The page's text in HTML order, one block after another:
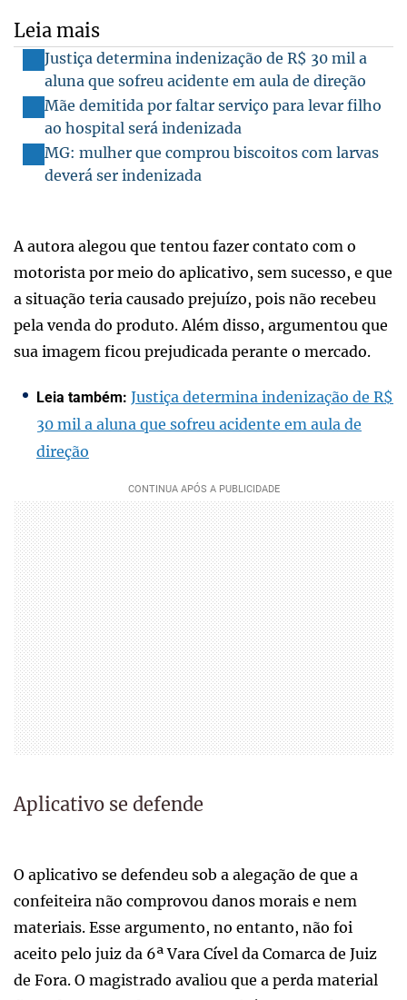
Leia mais
Justiça determina indenização de R$ 30 mil a
aluna que sofreu acidente em aula de direção
Mãe demitida por faltar serviço para levar filho
ao hospital será indenizada
MG: mulher que comprou biscoitos com larvas
deverá ser indenizada
A autora alegou que tentou fazer contato com o
motorista por meio do aplicativo, sem sucesso, e que
a situação teria causado prejuízo, pois não recebeu
pela venda do produto. Além disso, argumentou que
sua imagem ficou prejudicada perante o mercado.
Leia também: Justiça determina indenização de R$
30 mil a aluna que sofreu acidente em aula de
direção
Aplicativo se defende
O aplicativo se defendeu sob a alegação de que a
confeiteira não comprovou danos morais e nem
materiais. Esse argumento, no entanto, não foi
aceito pelo juiz da 6ª Vara Cível da Comarca de Juiz
de Fora. O magistrado avaliou que a perda material